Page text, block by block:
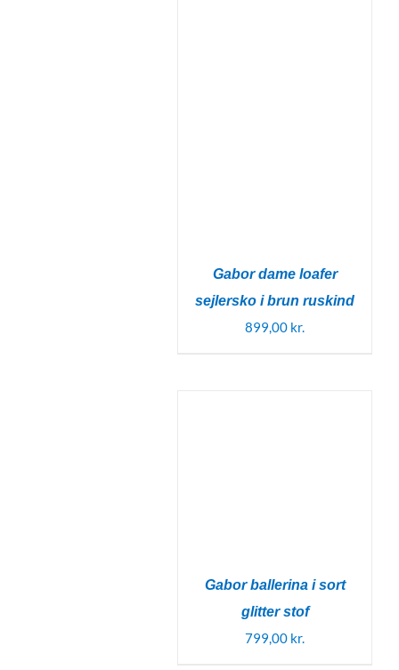
Gabor dame loafer
sejlersko i brun ruskind
899,00 kr.
Gabor ballerina i sort
glitter stof
799,00 kr.